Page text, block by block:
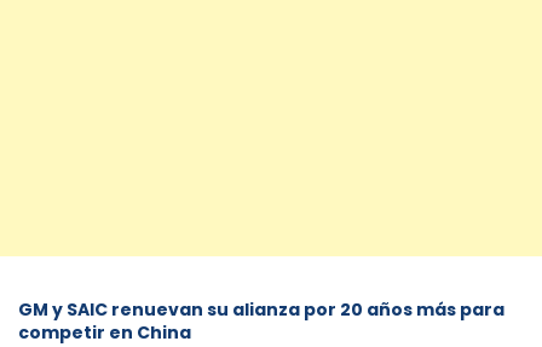
GM y SAIC renuevan su alianza por 20 años más para
competir en China